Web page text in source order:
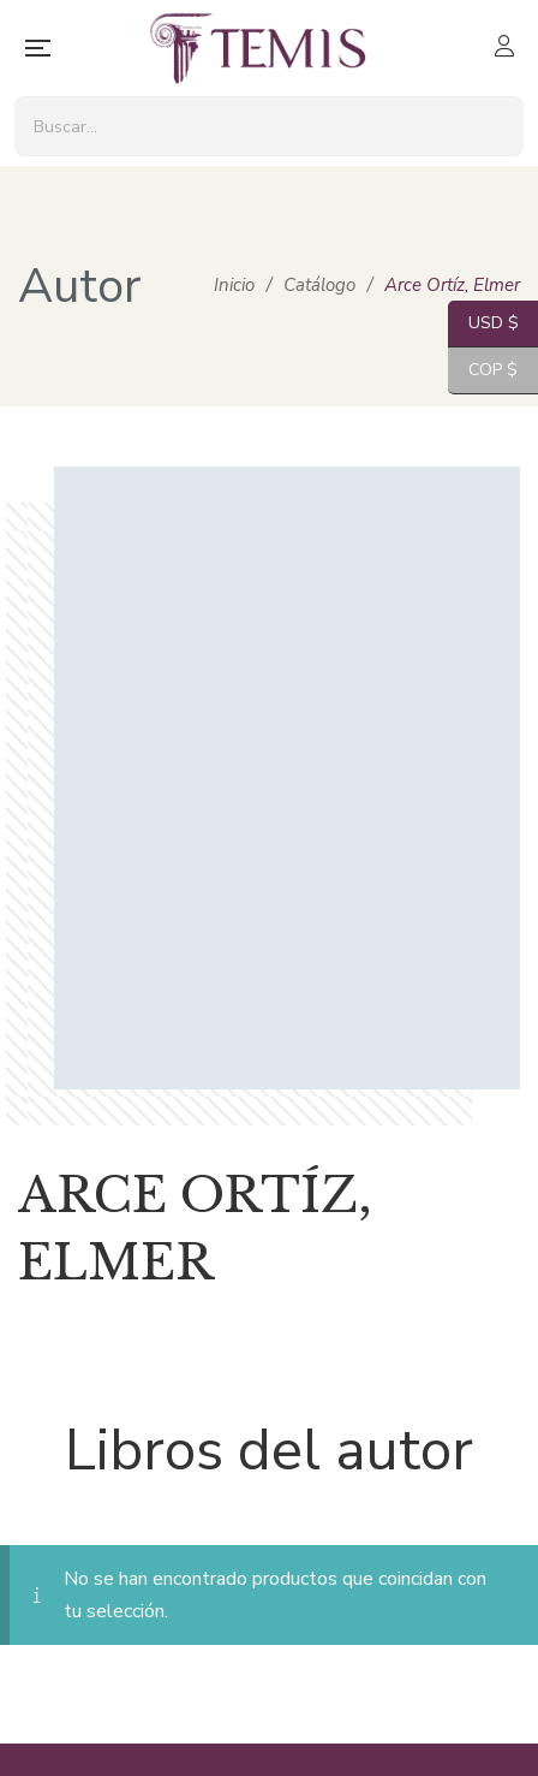
Autor Inicio / Catálogo / Arce Ortíz, Elmer
ARCE ORTÍZ,
ELMER
Libros del autor
No se han encontrado productos que coincidan con
tu selección.
USD $
COP $